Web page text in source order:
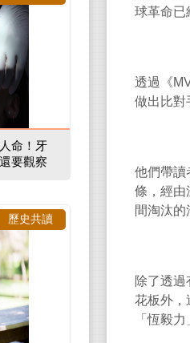
球革命已
透過《
做出比對
他們帶讀
條，經由
間淘汰
除了透
花板外，
「恆毅
命！牙
要觀察
歷史共讀